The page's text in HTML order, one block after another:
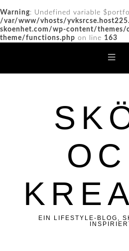
Warning: Undefined variable
/var/www/vhosts/
skoenhet.com/wp-content/themes/
theme/functions.php on line 163
EIN LIFESTYLE-BLOG,